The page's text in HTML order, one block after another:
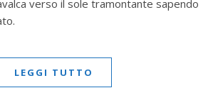
verso il sole tramontante sapendo
LEGGI TUTTO